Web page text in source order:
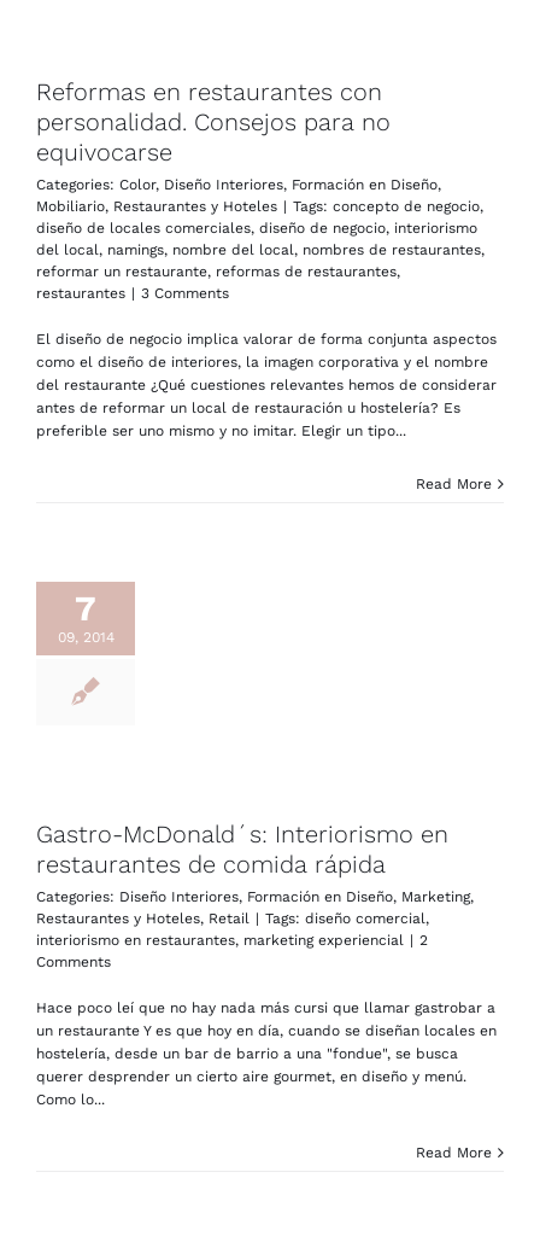
Reformas en restaurantes con
personalidad. Consejos para no
equivocarse
Categories: Color, Diseño Interiores, Formación en Diseño,
Mobiliario, Restaurantes y Hoteles | Tags: concepto de negocio,
diseño de locales comerciales, diseño de negocio, interiorismo
del local, namings, nombre del local, nombres de restaurantes,
reformar un restaurante, reformas de restaurantes,
restaurantes | 3 Comments
El diseño de negocio implica valorar de forma conjunta aspectos
como el diseño de interiores, la imagen corporativa y el nombre
del restaurante ¿Qué cuestiones relevantes hemos de considerar
antes de reformar un local de restauración u hostelería? Es
preferible ser uno mismo y no imitar. Elegir un tipo...
Read More
7
09, 2014
Gastro-McDonald´s: Interiorismo en
restaurantes de comida rápida
Categories: Diseño Interiores, Formación en Diseño, Marketing,
Restaurantes y Hoteles, Retail | Tags: diseño comercial,
interiorismo en restaurantes, marketing experiencial | 2
Comments
Hace poco leí que no hay nada más cursi que llamar gastrobar a
un restaurante Y es que hoy en día, cuando se diseñan locales en
hostelería, desde un bar de barrio a una "fondue", se busca
querer desprender un cierto aire gourmet, en diseño y menú.
Como lo...
Read More